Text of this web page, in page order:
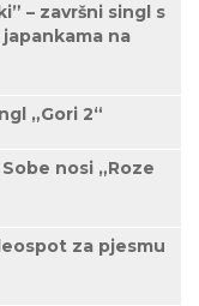
– završni singl s
na
„Gori 2“
nosi „Roze
za pjesmu